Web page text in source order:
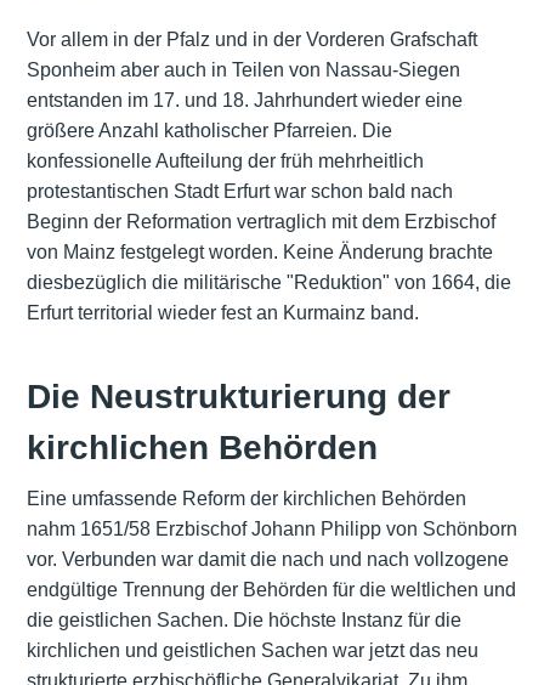
Vor allem in der Pfalz und in der Vorderen Grafschaft
Sponheim aber auch in Teilen von Nassau-Siegen
entstanden im 17. und 18. Jahrhundert wieder eine
größere Anzahl katholischer Pfarreien. Die
konfessionelle Aufteilung der früh mehrheitlich
protestantischen Stadt Erfurt war schon bald nach
Beginn der Reformation vertraglich mit dem Erzbischof
von Mainz festgelegt worden. Keine Änderung brachte
diesbezüglich die militärische "Reduktion" von 1664, die
Erfurt territorial wieder fest an Kurmainz band.
Die Neustrukturierung der
kirchlichen Behörden
Eine umfassende Reform der kirchlichen Behörden
nahm 1651/58 Erzbischof Johann Philipp von Schönborn
vor. Verbunden war damit die nach und nach vollzogene
endgültige Trennung der Behörden für die weltlichen und
die geistlichen Sachen. Die höchste Instanz für die
kirchlichen und geistlichen Sachen war jetzt das neu
strukturierte erzbischöfliche Generalvikariat. Zu ihm